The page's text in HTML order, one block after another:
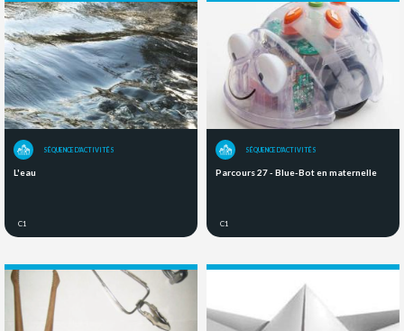
SÉQUENCE D'ACTIVITÉS
L'eau
C1
SÉQUENCE D'ACTIVITÉS
Parcours 27 - Blue-Bot en maternelle
C1